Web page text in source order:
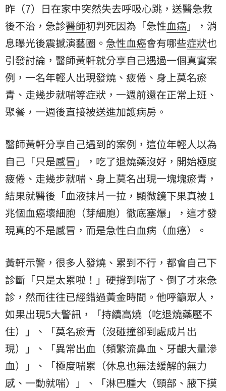
昨（7）日在家中突然失去呼吸心跳，送醫急救
後不治，急診醫師初判死因為「急性血癌」，消
息曝光後震撼演藝圈。 急性血癌會有哪些症狀也
引發討論，醫師黃軒就分享自己遇過一個真實案
例，一名年輕人出現發燒、疲倦、身上莫名瘀
青、走幾步就喘等症狀，一週前還在正常上班、
聚餐，一週後直接被送進加護病房。
醫師黃軒分享自己遇到的案例，這位年輕人以為
自己「只是感冒 」，吃了退燒藥沒好，開始極度
疲倦、走幾步就喘、身上莫名出現一塊塊瘀青，
結果就醫後「血液抹片一拉，顯微鏡下果真被 1
兆個血癌壞細胞（芽細胞）徹底塞爆」，這才發
現真的不是感冒，而是急性白血病 （血癌）。
黃軒示警，很多人發燒、累到不行，都會自己下
診斷「只是太累啦！」硬撐到喘了、倒了才來急
診，然而往往已經錯過黃金時間。他呼籲眾人，
如果出現5大警訊，「持續高燒（吃退燒藥壓不
住）」、「莫名瘀青（沒碰撞卻到處成片出
現）」、「異常出血（頻繁流鼻血、牙齦大量滲
血）」、「極度喘累（休息也無法緩解的無力
感、一動就喘）」、「淋巴腫大（頸部、腋下摸